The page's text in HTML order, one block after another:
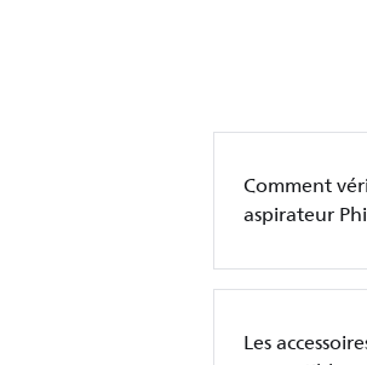
Comment
aspirateur
Les